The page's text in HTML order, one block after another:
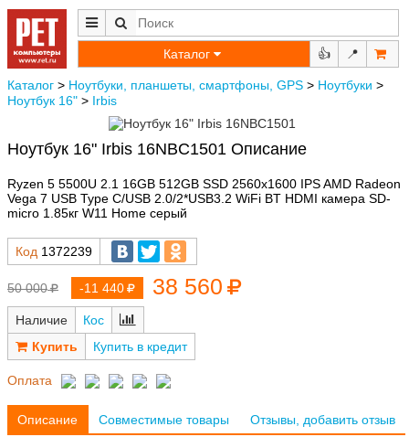
Каталог 👍 📍
Каталог > Ноутбуки, планшеты, смартфоны, GPS > Ноутбуки >
Ноутбук 16" > Irbis
Ноутбук 16" Irbis 16NBC1501 Описание
Ryzen 5 5500U 2.1 16GB 512GB SSD 2560x1600 IPS AMD Radeon
Vega 7 USB Type C/USB 2.0/2*USB3.2 WiFi BT HDMI камера SD-
micro 1.85кг W11 Home серый
Код 1372239
50 000 -11 440 38 560
Наличие
Кос
Купить в кредит
Оплата
Описание Совместимые товары Отзывы, добавить отзыв